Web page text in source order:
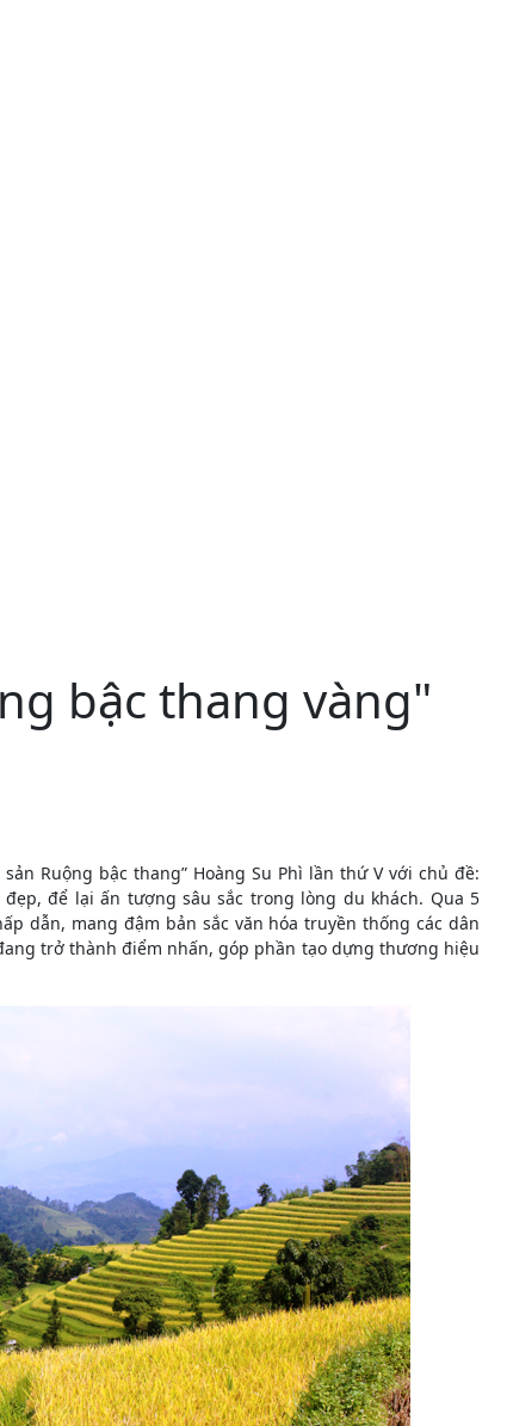
bậc thang vàng"
Ruộng bậc thang” Hoàng Su Phì lần thứ V với chủ đề:
để lại ấn tượng sâu sắc trong lòng du khách. Qua 5
dẫn, mang đậm bản sắc văn hóa truyền thống các dân
trở thành điểm nhấn, góp phần tạo dựng thương hiệu